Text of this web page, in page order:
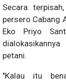
Secara
persero Cabang
Eko Priyo
petani.
"Kalau itu